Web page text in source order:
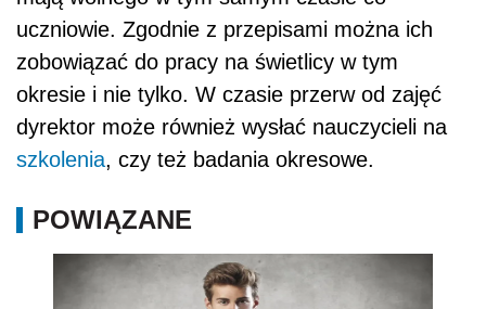
uczniowie. Zgodnie z przepisami można ich
zobowiązać do pracy na świetlicy w tym
okresie i nie tylko. W czasie przerw od zajęć
dyrektor może również wysłać nauczycieli na
szkolenia, czy też badania okresowe.
POWIĄZANE